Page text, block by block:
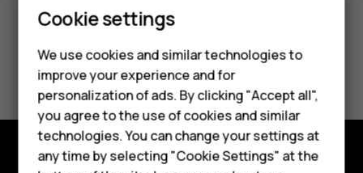
Smartphones
Feature phones
Phones for kids
Accessories
HMD Terra M
¿Te ha parecido útil?
Sí No
Cookie settings
We use cookies and similar technologies to
improve your experience and for
personalization of ads. By clicking "Accept all",
you agree to the use of cookies and similar
technologies. You can change your settings at
any time by selecting "Cookie Settings" at the